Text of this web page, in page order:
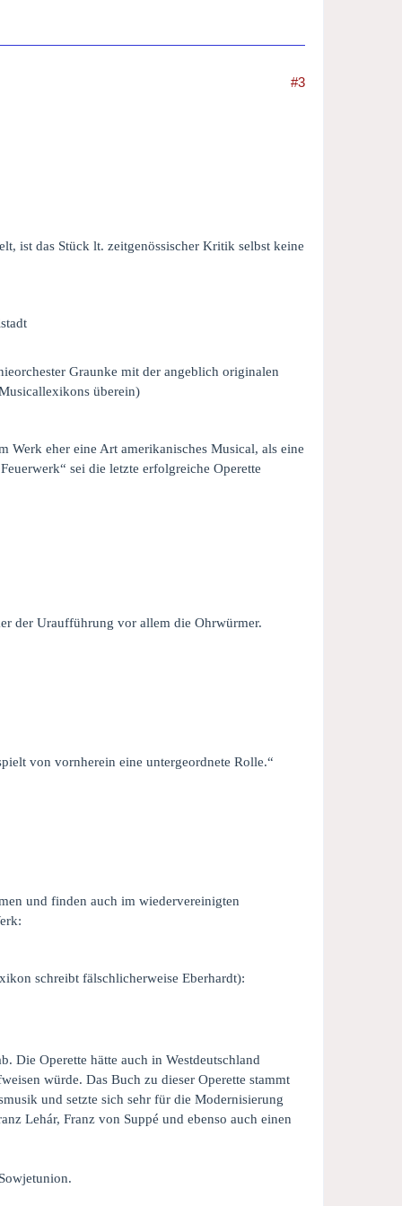
#3
ist das Stück lt. zeitgenössischer Kritik selbst keine
Graunke mit der angeblich originalen
überein)
eher eine Art amerikanisches Musical, als eine
sei die letzte erfolgreiche Operette
der Uraufführung vor allem die Ohrwürmer.
von vornherein eine untergeordnete Rolle.“
und finden auch im wiedervereinigten
schreibt fälschlicherweise Eberhardt):
Die Operette hätte auch in Westdeutschland
würde. Das Buch zu dieser Operette stammt
und setzte sich sehr für die Modernisierung
Lehár, Franz von Suppé und ebenso auch einen